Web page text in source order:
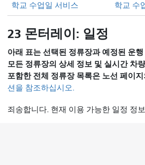
학교 수업일 서비스 학교 수
23 몬터레이: 일정
아래 표는 선택된 정류장과 예정된 운
모든 정류장의 상세 정보 및 실시간 차
포함한 전체 정류장 목록은 노선 페이지
션을 참조하십시오.
죄송합니다. 현재 이용 가능한 일정 정